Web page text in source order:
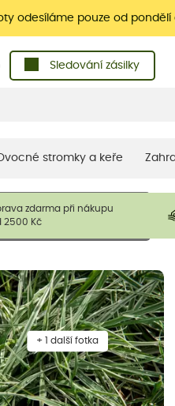
odesíláme pouze od pondělí
Sledování zásilky
stromky a keře
zdarma při nákupu
2500 Kč
na sezónnosti mohou být
níže, než je uvedená
+ 1 další fotka